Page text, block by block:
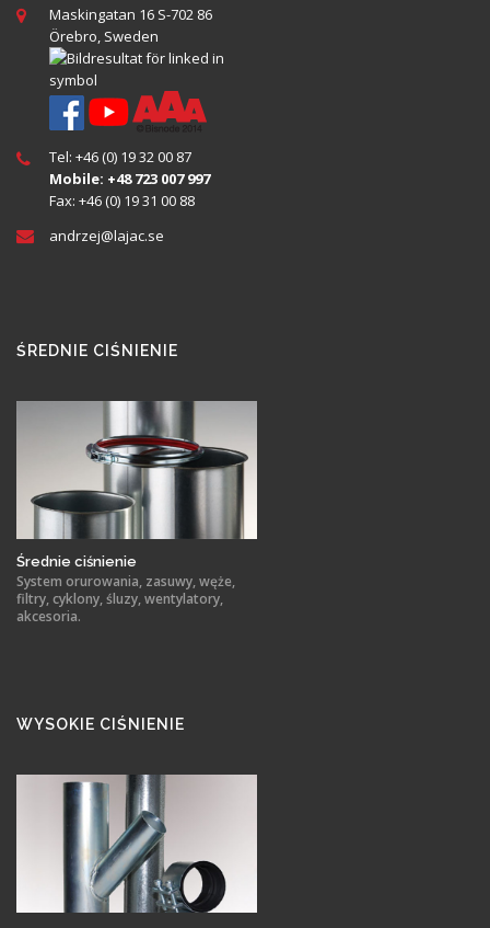
Maskingatan 16 S-702 86
Örebro, Sweden
Tel: +46 (0) 19 32 00 87
Mobile: +48 723 007 997
Fax: +46 (0) 19 31 00 88
andrzej@lajac.se
ŚREDNIE CIŚNIENIE
Średnie ciśnienie
System orurowania, zasuwy, węże,
filtry, cyklony, śluzy, wentylatory,
akcesoria.
WYSOKIE CIŚNIENIE